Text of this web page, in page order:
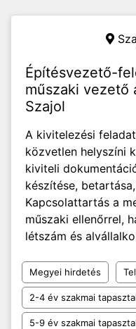
Építésvezető-
műszaki vezető
Szajol
A kivitelezési
közvetlen helyszíni
kiviteli
készítése,
Kapcsolattartás a
műszaki ellenőrrel,
létszám és
Megyei hirdetés
2-4 év szakmai
5-9 év szakmai